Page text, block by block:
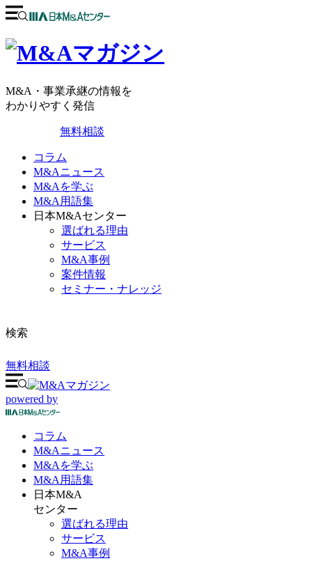
M&A・事業承継の情報を
わかりやすく発信
無料相談
コラム
M&Aニュース
M&Aを学ぶ
M&A用語集
日本M&Aセンター
選ばれる理由
サービス
M&A事例
案件情報
セミナー・ナレッジ
検索
無料相談
powered by
コラム
M&Aニュース
M&Aを学ぶ
M&A 用語集
日本M&A
センター
選ばれる理由
サービス
M&A事例